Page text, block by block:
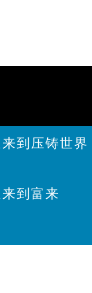
到压铸世界
到富来